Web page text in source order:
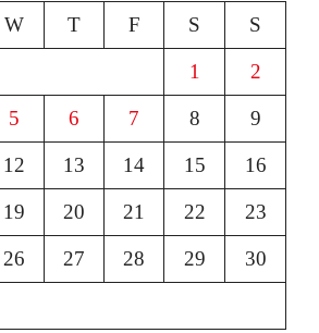
W T F S S
1 2
5 6 7 8 9
12 13 14 15 16
19 20 21 22 23
26 27 28 29 30